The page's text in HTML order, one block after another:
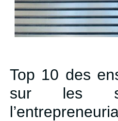
Top 10 des
sur les